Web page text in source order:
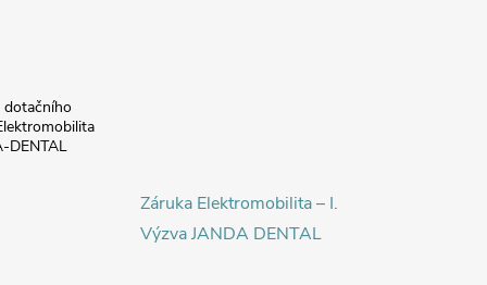
dotačního
DENTAL
Záruka Elektromobilita – I.
Výzva JANDA DENTAL